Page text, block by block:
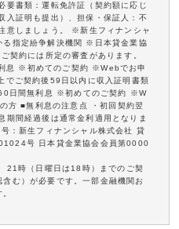
要書類：運転免許証（契約額に応じ
入証明も提出）、担保・保証人：不
意しましょう。 ※新生フィナンシャ
る指定紛争解決機関 ※日本貸金業協
契約には所定の審査があります。
息 ※初めてのご契約 ※Webでお申
でご契約後59日以内に収入証明書類
日間無利息 ※初めてのご契約 ※W
方 ■無利息の注意点 ・初回契約翌
期間経過後は通常金利適用となりま
：新生フィナンシャル株式会社 貸
号 日本貸金業協会会員第0000
21時（日曜日は18時）までのご契
む）が必要です。一部金融機関お